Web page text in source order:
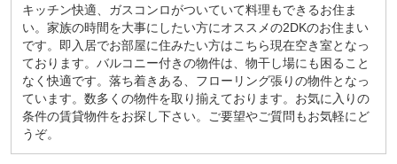
キッチン快適、ガスコンロがついていて料理もできるお住ま
い。家族の時間を大事にしたい方にオススメの2DKのお住まい
です。即入居でお部屋に住みたい方はこちら現在空き室となっ
ております。バルコニー付きの物件は、物干し場にも困ること
なく快適です。落ち着きある、フローリング張りの物件となっ
ています。数多くの物件を取り揃えております。お気に入りの
条件の賃貸物件をお探し下さい。ご要望やご質問もお気軽にど
うぞ。